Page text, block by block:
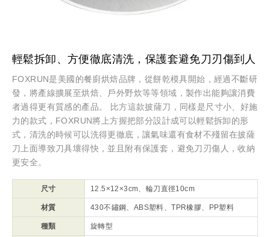
輕鬆拆卸、方便徹底清洗，保護套避免刀刃傷到人
FOXRUN是美國的餐廚烘焙品牌，從餅乾模具開始，經過不斷研
發，將產線擴展至烘焙、戶外野炊等等領域，製作出能夠讓消費
者過得更有質感的產品。 比方這款披薩刀，同樣是尺寸小、好施
力的款式，FOXRUN將上方握把部分設計成可以輕鬆拆卸的形
式，清洗的時候可以洗得更徹底，讓氣味還有食材不殘留在披薩
刀上面導致刀具壞得快，並且附有保護套，避免刀刃傷人，收納
更安全。
尺寸 12.5×12×3cm、輪刀直徑10cm
材質 430不鏽鋼、ABS塑料、TPR橡膠、PP塑料
種類 旋轉型